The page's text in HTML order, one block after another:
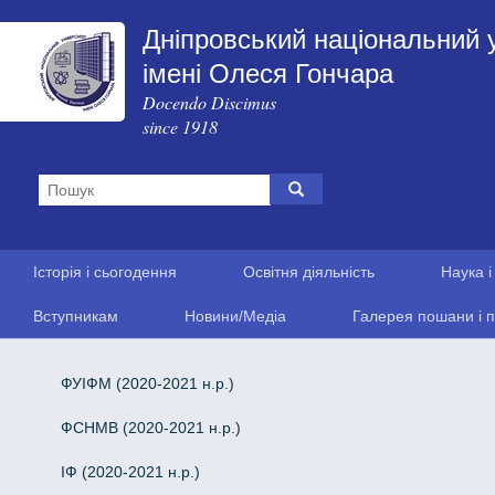
Дніпровський національний
імені Олеся Гончара
Docendo Discimus
since 1918
Історія і сьогодення Освітня діяльність Наука
Вступникам Новини/Медіа Галерея пошани і
ФУІФМ (2020-2021 н.р.)
ФСНМВ (2020-2021 н.р.)
ІФ (2020-2021 н.р.)